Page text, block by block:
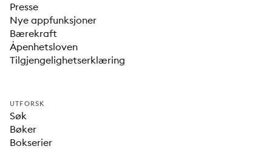
Presse
Nye appfunksjoner
Bærekraft
Åpenhetsloven
Tilgjengelighetserklæring
UTFORSK
Søk
Bøker
Bokserier